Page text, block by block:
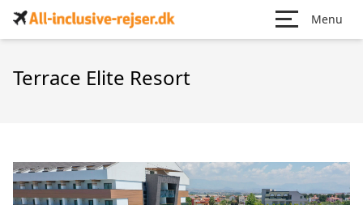
Menu
Terrace Elite Resort